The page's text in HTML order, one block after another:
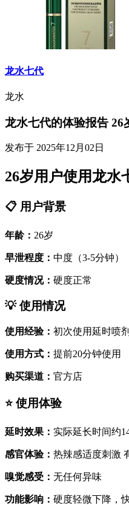
龙水七代
龙水
龙水七代的体验报告 26
发布于 2025年12月02日
26岁用户使用龙水
📋 用户背景
年龄： 26岁
早泄程度： 中度（3-5分钟）
硬度情况： 硬度正常
💡 使用情况
使用经验： 初次使用延时喷剂
使用方式： 提前20分钟使用
购买渠道： 官方店
⭐ 使用体验
延时效果： 实际延长时间约
感官体验： 热辣感适度刺激
嗅觉感受： 无任何异味
功能影响： 硬度轻微下降，